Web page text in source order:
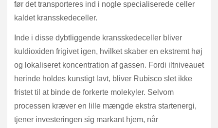
før det transporteres ind i nogle specialiserede celler
kaldet kransskedeceller.
Inde i disse dybtliggende kransskedeceller bliver
kuldioxiden frigivet igen, hvilket skaber en ekstremt høj
og lokaliseret koncentration af gassen. Fordi iltniveauet
herinde holdes kunstigt lavt, bliver Rubisco slet ikke
fristet til at binde de forkerte molekyler. Selvom
processen kræver en lille mængde ekstra startenergi,
tjener investeringen sig markant hjem, når